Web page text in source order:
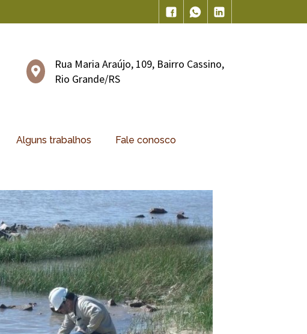
Rua Maria Araújo, 109, Bairro Cassino,
Rio Grande/RS
Alguns trabalhos Fale conosco